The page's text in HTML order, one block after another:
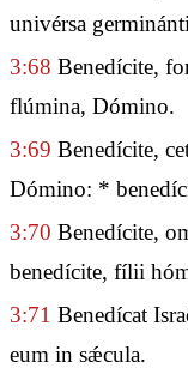
univérsa
3:68 Benedícite,
flúmina, Dómino.
3:69 Benedícite,
Dómino: *
3:70 Benedícite,
benedícite, fílii
3:71 Benedícat
eum in sǽcula.